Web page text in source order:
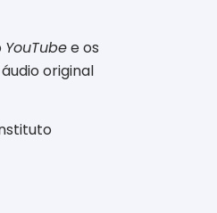
YouTubee os
original